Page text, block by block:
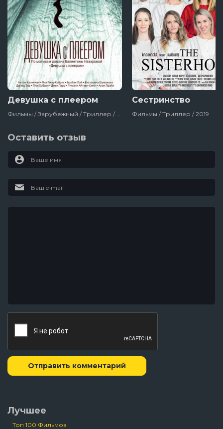
Девушка с плеером Сестринство
Фильмы / Триллер / 2019
Оставить отзыв
Отправить комментарий
Лучшее
Топ 100 Фильмов